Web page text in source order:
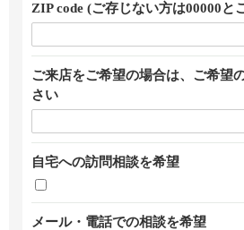
ZIP code (ご存じない方は00000と
ご来店をご希望の場合は、ご希望
さい
自宅への訪問相談を希望
メール・電話での相談を希望